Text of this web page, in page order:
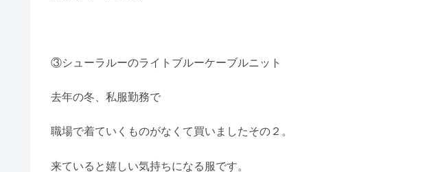
③シューラルーのライトブルーケーブルニット
去年の冬、私服勤務で
職場で着ていくものがなくて買いましたその２。
来ていると嬉しい気持ちになる服です。